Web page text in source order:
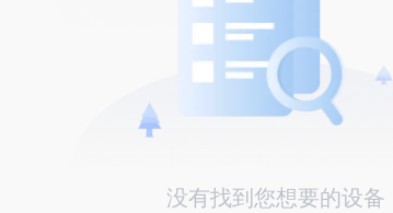
没有找到您想要的设备